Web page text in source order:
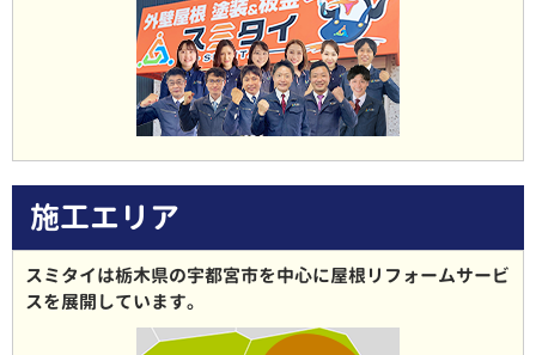
施工エリア
スミタイは栃木県の宇都宮市を中心に屋根リフォームサービ
スを展開しています。